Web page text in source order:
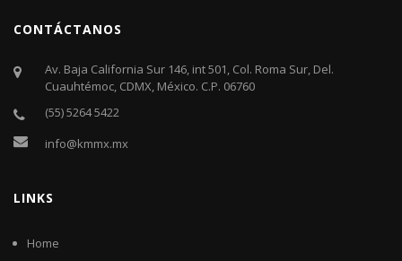
CONTÁCTANOS
Av. Baja California Sur 146, int 501, Col. Roma Sur, Del.
Cuauhtémoc, CDMX, México. C.P. 06760​
(55) 5264 5422
info@kmmx.mx
LINKS
Home